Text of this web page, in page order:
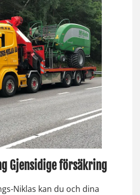
Gjensidige försäkring
Niklas kan du och dina